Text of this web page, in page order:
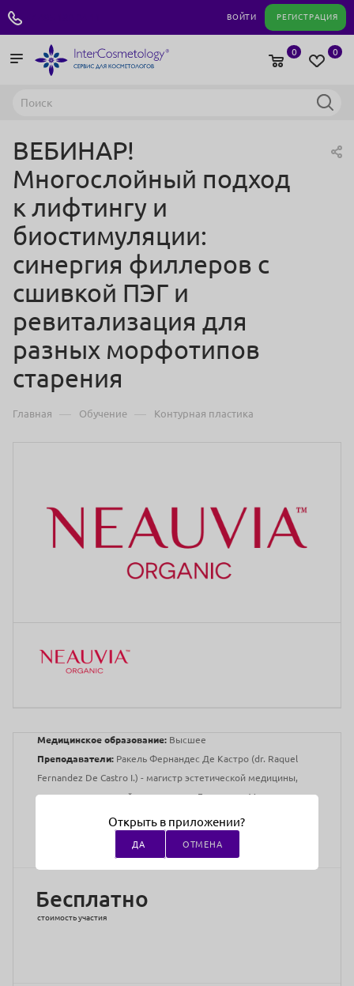
ВОЙТИ РЕГИСТРАЦИЯ
0
0
ВЕБИНАР!
Многослойный подход
к лифтингу и
биостимуляции:
синергия филлеров с
сшивкой ПЭГ и
ревитализация для
разных морфотипов
старения
Главная — Обучение — Контурная пластика
Медицинское образование: Высшее
Преподаватели: Ракель Фернандес Де Кастро (dr. Raquel
Fernandez De Castro I.) - магистр эстетической медицины,
дерматолог, главный врач клиники Fercasy в г. Мадрид
Адрес проведения:
Бесплатно
стоимость участия
Открыть в приложении?
ДА ОТМЕНА